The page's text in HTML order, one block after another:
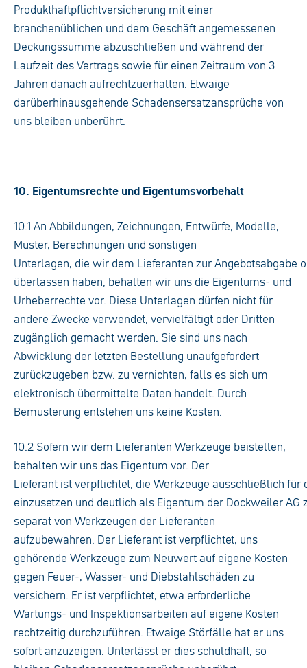
Produkthaftpflichtversicherung mit einer
branchenüblichen und dem Geschäft angemessenen
Deckungssumme abzuschließen und während der
Laufzeit des Vertrags sowie für einen Zeitraum von 3
Jahren danach aufrechtzuerhalten. Etwaige
darüberhinausgehende Schadensersatzansprüche von
uns bleiben unberührt.
10. Eigentumsrechte und Eigentumsvorbehalt
10.1 An Abbildungen, Zeichnungen, Entwürfe, Modelle,
Muster, Berechnungen und sonstigen
Unterlagen, die wir dem Lieferanten zur Angebotsabgabe
überlassen haben, behalten wir uns die Eigentums- und
Urheberrechte vor. Diese Unterlagen dürfen nicht für
andere Zwecke verwendet, vervielfältigt oder Dritten
zugänglich gemacht werden. Sie sind uns nach
Abwicklung der letzten Bestellung unaufgefordert
zurückzugeben bzw. zu vernichten, falls es sich um
elektronisch übermittelte Daten handelt. Durch
Bemusterung entstehen uns keine Kosten.
10.2 Sofern wir dem Lieferanten Werkzeuge beistellen,
behalten wir uns das Eigentum vor. Der
Lieferant ist verpflichtet, die Werkzeuge ausschließlich
einzusetzen und deutlich als Eigentum der Dockweiler AG
separat von Werkzeugen der Lieferanten
aufzubewahren. Der Lieferant ist verpflichtet, uns
gehörende Werkzeuge zum Neuwert auf eigene Kosten
gegen Feuer-, Wasser- und Diebstahlschäden zu
versichern. Er ist verpflichtet, etwa erforderliche
Wartungs- und Inspektionsarbeiten auf eigene Kosten
rechtzeitig durchzuführen. Etwaige Störfälle hat er uns
sofort anzuzeigen. Unterlässt er dies schuldhaft, so